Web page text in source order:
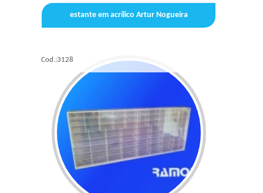
estante em acrílico Artur Nogueira
Cod.:3128